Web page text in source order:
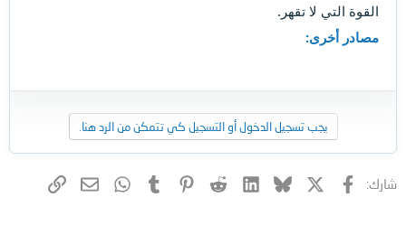
القوة التي لا تقهر.
مصادر أخرى:
يجب تسجيل الدخول أو التسجيل كي تتمكن من الرد هنا.
شارك: فيسبوك X (Twitter)
Bluesky
LinkedIn
Reddit
Pinterest
Tumblr
WhatsApp
البريد